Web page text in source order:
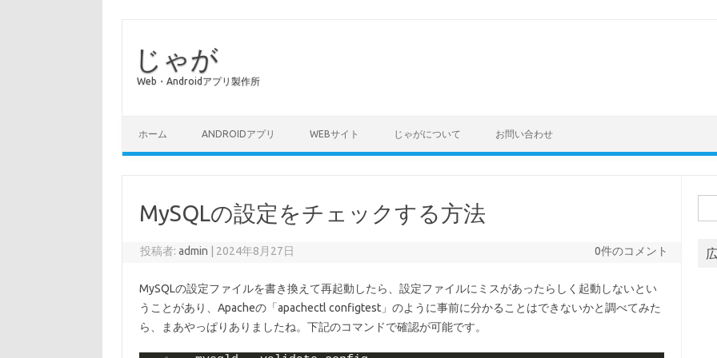
じゃが
Web・Androidアプリ製作所
ホーム ANDROIDアプリ WEBサイト じゃがについて お問い合わせ
MySQLの設定をチェックする方法
投稿者:admin 2024年8月27日 0件のコメント
MySQLの設定ファイルを書き換えて再起動したら、設定ファイルにミスがあったらしく起動しないとい
うことがあり、Apacheの「apachectl configtest」のように事前に分かることはできないかと調べてみた
ら、まあやっぱりありましたね。下記のコマンドで確認が可能です。
索: